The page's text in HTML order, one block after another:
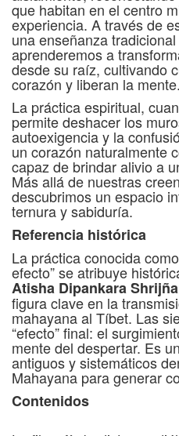
que habitan en el centro
experiencia. A través de
una enseñanza
aprenderemos a
desde su raíz, cultivando
corazón y liberan la mente.
La práctica espiritual,
permite deshacer los
autoexigencia y la
un corazón naturalmente
capaz de brindar alivio a
Más allá de nuestras
descubrimos un espacio
ternura y sabiduría.
Referencia histórica
La práctica conocida
efecto” se atribuye
Atisha Dipankara
figura clave en la
mahayana al Tíbet. Las
“efecto” final: el
mente del despertar. Es
antiguos y sistemáticos
Mahayana para generar
Contenidos